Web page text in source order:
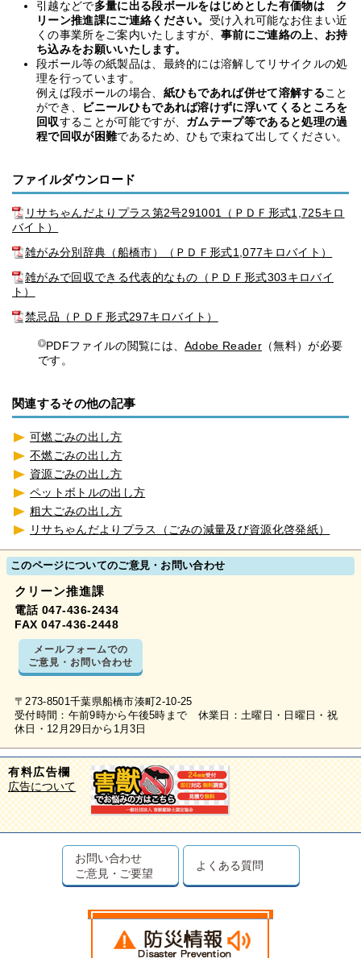
引越などで多量に出る段ボールをはじめとした有価物は ク
リーン推進課にご連絡ください。 受け入れ可能なお住まい近
くの事業所をご案内いたしますが、事前にご連絡の上、お持
ち込みをお願いいたします。
段ボール等の紙製品は、最終的には溶解してリサイクルの処
理を行っています。
例えば段ボールの場合、 紙ひもであれば併せて溶解すること
ができ、
ビニールひもであれば溶けずに浮いてくるところを
回収することが可能ですが、 ガムテープ等であると処理の過
程で回収が困難であるため、ひもで束ねて出してください。
ファイルダウンロード
リサちゃんだよりプラス第2号291001（ＰＤＦ形式1,725キロ
バイト）
雑がみ分別辞典（船橋市）（ＰＤＦ形式1,077キロバイト）
雑がみで回収できる代表的なもの（ＰＤＦ形式303キロバイ
ト）
禁忌品（ＰＤＦ形式297キロバイト）
PDFファイルの閲覧には、Adobe Reader （無料）が必要
です。
関連するその他の記事
可燃ごみの出し方
不燃ごみの出し方
資源ごみの出し方
ペットボトルの出し方
粗大ごみの出し方
リサちゃんだよりプラス（ごみの減量及び資源化啓発紙）
このページについてのご意見・お問い合わせ
クリーン推進課
電話 047-436-2434
FAX 047-436-2448
メールフォームでの
ご意見・お問い合わせ
〒273-8501千葉県船橋市湊町2-10-25
受付時間：午前9時から午後5時まで 休業日：土曜日・日曜日・祝
休日・12月29日から1月3日
有料広告欄
広告について
お問い合わせ
ご意見・ご要望
よくある質問